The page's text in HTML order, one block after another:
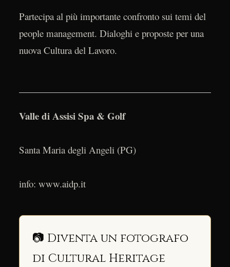
Partecipa al più importante confronto sui temi del
people management. Dialoghi e proposte per una
nuova Cultura del Lavoro.
Valle di Assisi Spa & Golf
Santa Maria degli Angeli (PG)
info: www.aidp.it
📷 Diventa un fotografo
di Cultural Heritage